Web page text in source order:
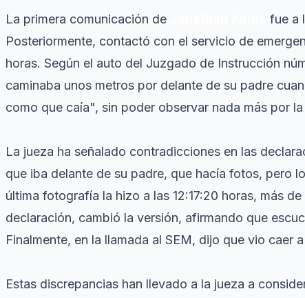
La primera comunicación de fue a
Posteriormente, contactó con el servicio de
horas. Según el auto del Juzgado de Instrucción
caminaba unos metros por delante de su padre
como que caía", sin poder observar nada más por
La jueza ha señalado contradicciones en las
que iba delante de su padre, que hacía fotos, pero
última fotografía la hizo a las 12:17:20 horas, más
declaración, cambió la versión, afirmando que
Finalmente, en la llamada al SEM, dijo que vio caer
Estas discrepancias han llevado a la jueza a